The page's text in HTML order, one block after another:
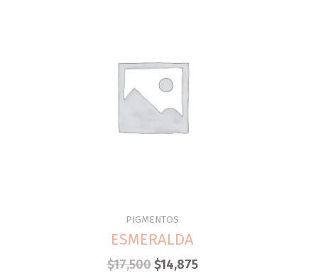
PIGMENTOS
ESMERALDA
$17,500 $14,875